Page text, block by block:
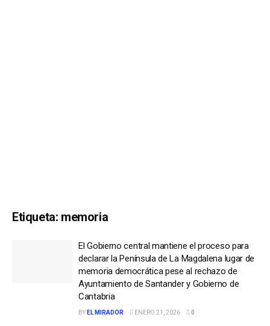
Etiqueta: memoria
El Gobierno central mantiene el proceso para
declarar la Península de La Magdalena lugar de
memoria democrática pese al rechazo de
Ayuntamiento de Santander y Gobierno de
Cantabria
BY EL MIRADOR ENERO 21, 2026 0